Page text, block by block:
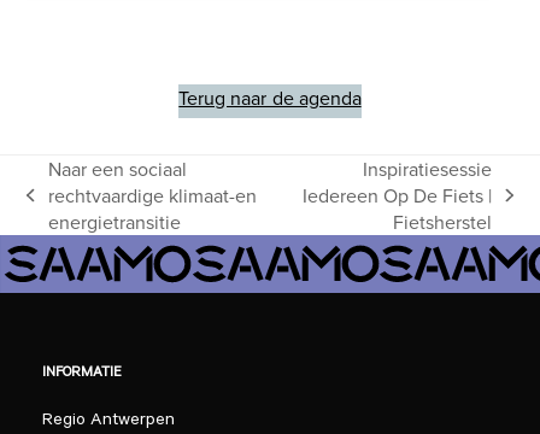
Terug naar de agenda
previous
post:
Naar een sociaal
rechtvaardige klimaat-en
energietransitie
next
post:
Inspiratiesessie
Iedereen Op De Fiets |
Fietsherstel
INFORMATIE
Regio Antwerpen